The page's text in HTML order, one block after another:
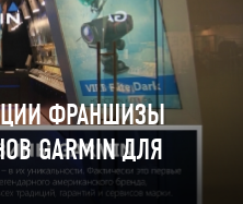
ФРАНШИЗЫ
GARMIN ДЛЯ